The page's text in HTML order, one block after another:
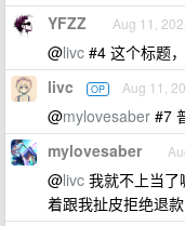
YFZZ Aug 11,
@livc #4 这个标题
livc OP Aug 11,
@mylovesaber #7
mylovesaber
@livc 我就不上当
着跟我扯皮拒绝退